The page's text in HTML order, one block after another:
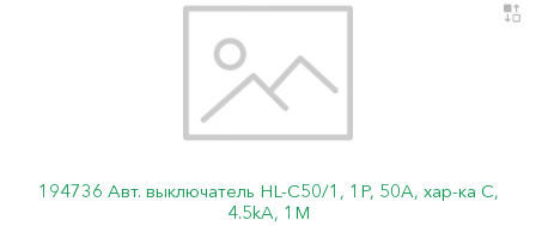
194736 Авт. выключатель HL-C50/1, 1P, 50A, хар-ка C,
4.5kA, 1M